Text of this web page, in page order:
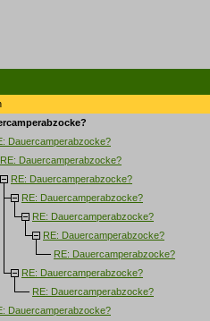
Dauercamperabzocke?
RE: Dauercamperabzocke?
RE: Dauercamperabzocke?
RE: Dauercamperabzocke?
RE: Dauercamperabzocke?
RE: Dauercamperabzocke?
RE: Dauercamperabzocke?
RE: Dauercamperabzocke?
RE: Dauercamperabzocke?
Dauercamperabzocke?